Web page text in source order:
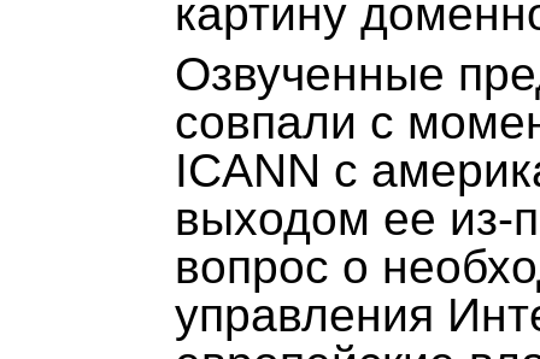
картину
Озвученные
совпали с
ICANN с
выходом ее из-
вопрос о
управления